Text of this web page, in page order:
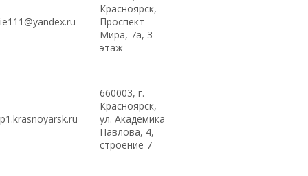
Красноярск,
Проспект
Мира, 7а, 3
этаж
660003, г.
Красноярск,
ул. Академика
Павлова, 4,
строение 7